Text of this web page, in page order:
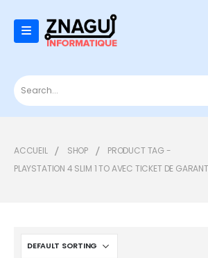
ACCUEIL SHOP
PRODUCT TAG -
PLAYSTATION 4 SLIM 1 TO AVEC TICKET DE